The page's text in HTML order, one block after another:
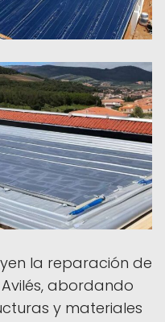
la reparación de
abordando
y materiales